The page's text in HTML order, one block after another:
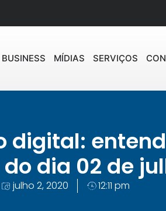
MÍDIAS SERVIÇOS
digital:
dia 02 de
julho 2, 2020 12:11 pm